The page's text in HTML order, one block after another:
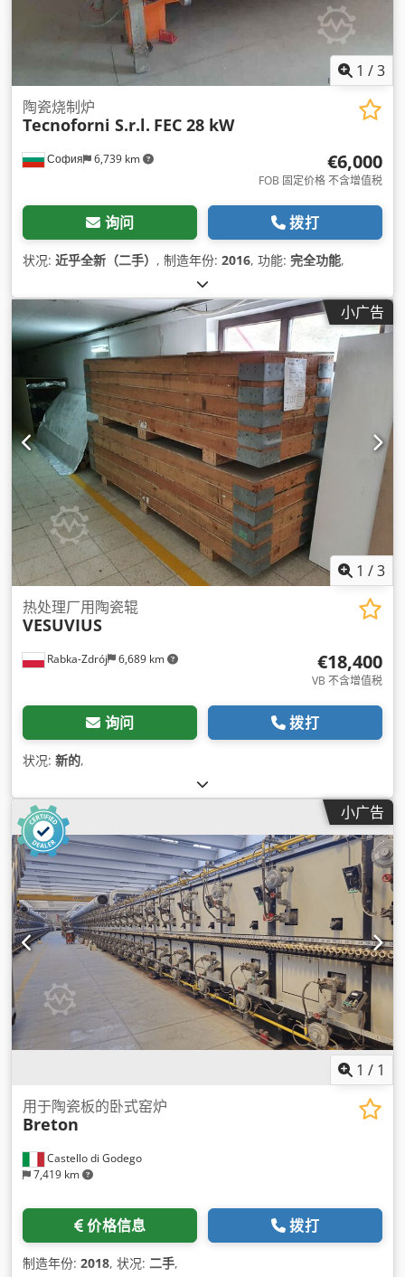
1 /3
София 6,739 km
陶瓷烧制炉
Tecnoforni S.r.l. FEC 28 kW
€6,000
FOB 固定价格 不含增值税
询问 拨打
状况: 近乎全新（二手） , 制造年份: 2016, 功能: 完全功能,
小广告
1 /3
Rabka-Zdrój 6,689 km
热处理厂用陶瓷辊
VESUVIUS
€18,400
VB 不含增值税
询问 拨打
状况: 新的,
小广告
1 / 1
Castello di Godego
7,419 km
用于陶瓷板的卧式窑炉
Breton
价格信息 拨打
制造年份: 2018, 状况: 二手,